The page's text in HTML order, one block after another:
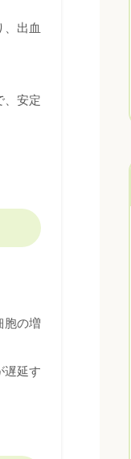
出血
、安定
胞の増
遅延す